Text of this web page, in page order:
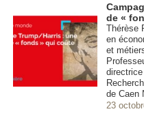
de «
Thérèse
en
et
de Caen
23